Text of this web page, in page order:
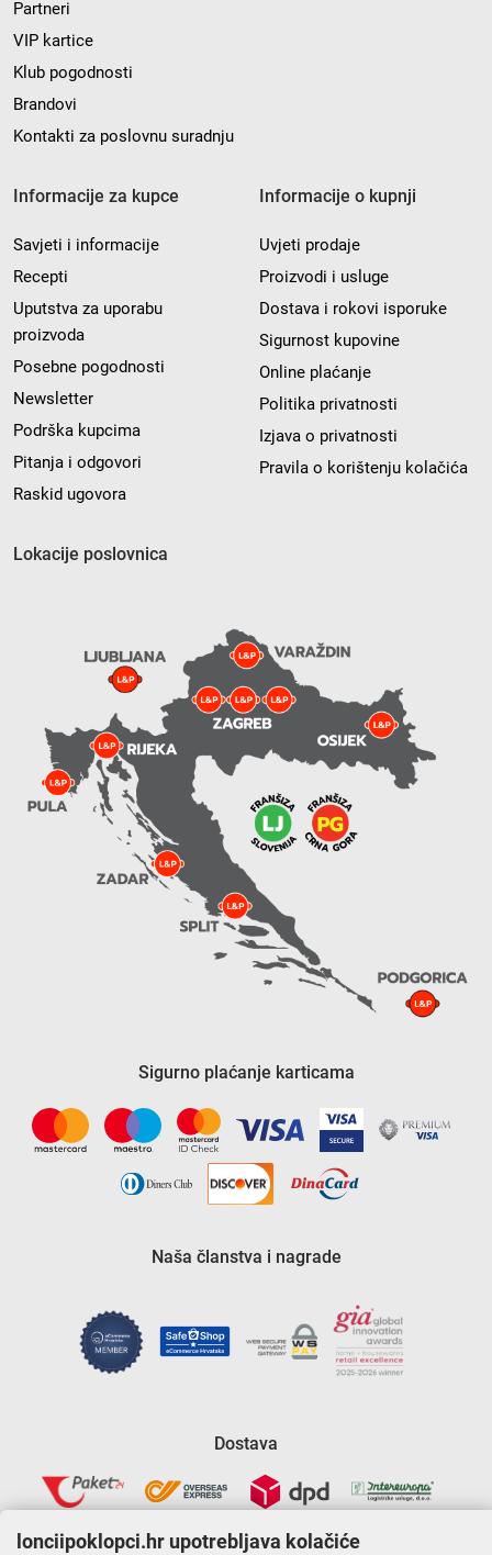
Partneri
VIP kartice
Klub pogodnosti
Brandovi
Kontakti za poslovnu suradnju
Informacije za kupce
Savjeti i informacije
Recepti
Uputstva za uporabu
proizvoda
Posebne pogodnosti
Newsletter
Podrška kupcima
Pitanja i odgovori
Raskid ugovora
Informacije o kupnji
Uvjeti prodaje
Proizvodi i usluge
Dostava i rokovi isporuke
Sigurnost kupovine
Online plaćanje
Politika privatnosti
Izjava o privatnosti
Pravila o korištenju kolačića
Lokacije poslovnica
Sigurno plaćanje karticama
Naša članstva i nagrade
Dostava
lonciipoklopci.hr upotrebljava kolačiće